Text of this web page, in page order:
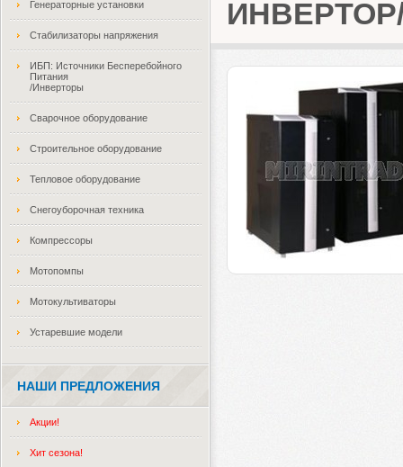
Генераторные установки
Стабилизаторы напряжения
ИБП: Источники Бесперебойного
Питания
/Инверторы
Сварочное оборудование
Строительное оборудование
Тепловое оборудование
Снегоуборочная техника
Компрессоры
Мотопомпы
Мотокультиваторы
Устаревшие модели
НАШИ ПРЕДЛОЖЕНИЯ
Акции!
Хит сезона!